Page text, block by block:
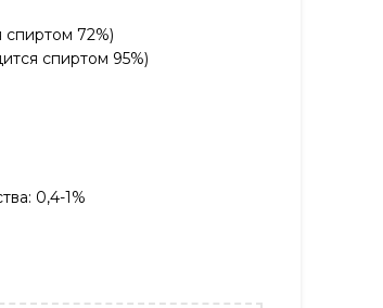
спиртом 72%)
спиртом 95%)
0,4-1%